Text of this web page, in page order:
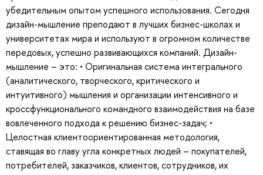
убедительным опытом успешного использования. Сегодня
дизайн-мышление преподают в лучших бизнес-школах и
университетах мира и используют в огромном количестве
передовых, успешно развивающихся компаний. Дизайн-
мышление – это: • Оригинальная система интегрального
(аналитического, творческого, критического и
интуитивного) мышления и организации интенсивного и
кроссфункционального командного взаимодействия на базе
вовлеченного подхода к решению бизнес-задач; •
Целостная клиентоориентированная методология,
ставящая во главу угла конкретных людей – покупателей,
потребителей, заказчиков, клиентов, сотрудников, их